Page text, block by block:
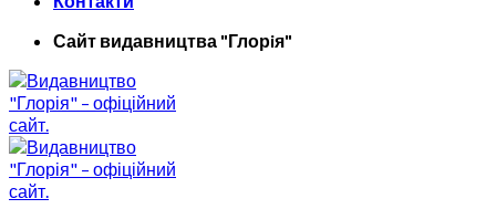
Сайт видавництва "Глорiя"